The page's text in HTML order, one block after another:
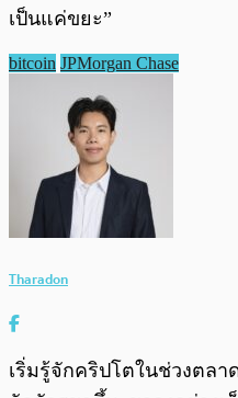
เป็นแค่ขยะ”
bitcoin JPMorgan Chase
Tharadon
เริ่มรู้จักคริปโตในช่วงตลา